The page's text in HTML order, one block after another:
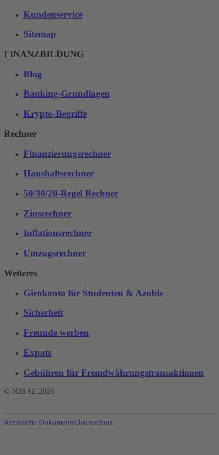
Kundenservice
Sitemap
FINANZBILDUNG
Blog
Banking-Grundlagen
Krypto-Begriffe
Rechner
Finanzierungsrechner
Haushaltsrechner
50/30/20-Regel Rechner
Zinsrechner
Inflationsrechner
Umzugsrechner
Weiteres
Girokonto für Studenten & Azubis
Sicherheit
Freunde werben
Expats
Gebühren für Fremdwährungstransaktionen‌
© N26 SE 2026
Rechtliche DokumenteDatenschutz